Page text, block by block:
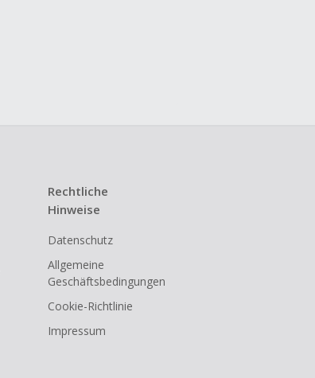
Rechtliche
Hinweise
Datenschutz
Allgemeine
Geschäftsbedingungen
Cookie-Richtlinie
Impressum